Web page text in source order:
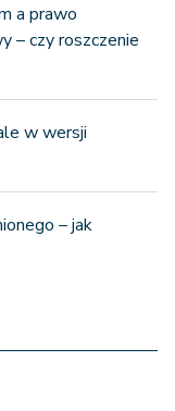
a prawo
– czy roszczenie
w wersji
– jak